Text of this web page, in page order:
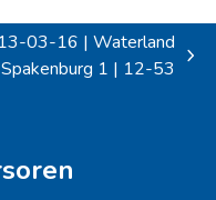
03-16 | Waterland
1 | 12-53